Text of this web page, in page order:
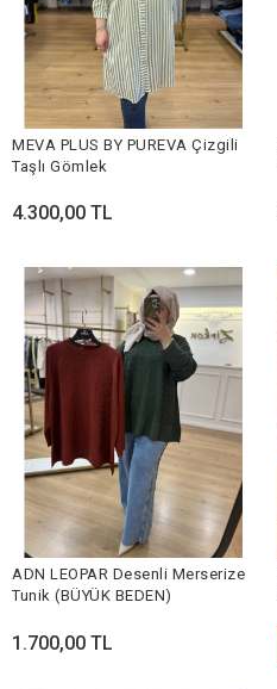
MEVA PLUS BY PUREVA Çizgili
Taşlı Gömlek
4.300,00 TL
ADN LEOPAR Desenli Merserize
Tunik (BÜYÜK BEDEN)
1.700,00 TL